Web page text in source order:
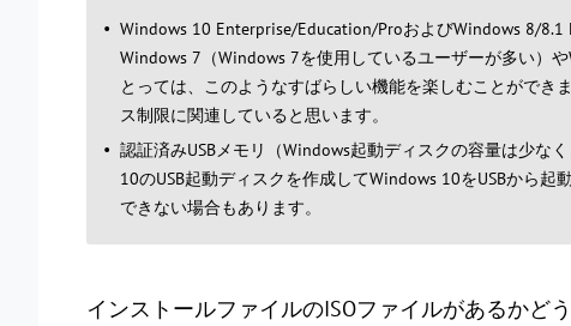
Windows 10 Enterprise/Education/ProおよびWindows 8/
Windows 7（Windows 7を使用しているユーザーが多い）
とっては、このようなすばらしい機能を楽しむことができ
ス制限に関連していると思います。
認証済みUSBメモリ（Windows起動ディスクの容量は少な
10のUSB起動ディスクを作成してWindows 10をUSBから
できない場合もあります。
インストールファイルのISOファイルがあるかど